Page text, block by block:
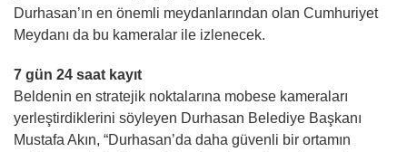
Durhasan’ın en önemli meydanlarından olan Cumhuriyet
Meydanı da bu kameralar ile izlenecek.
7 gün 24 saat kayıt
Beldenin en stratejik noktalarına mobese kameraları
yerleştirdiklerini söyleyen Durhasan Belediye Başkanı
Mustafa Akın, “Durhasan’da daha güvenli bir ortamın